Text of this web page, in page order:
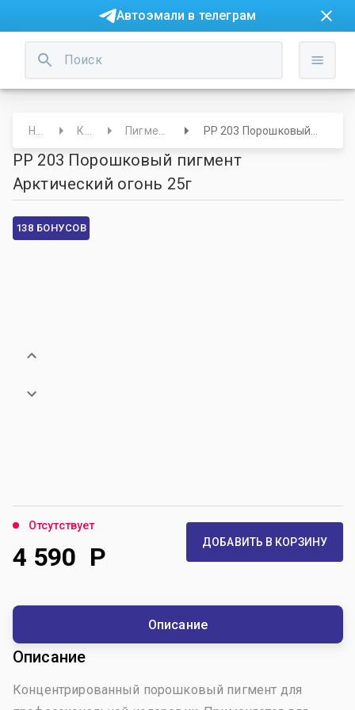
Автоэмали в телеграм
PP 203 Порошковый пигмент
Арктический огонь 25г
138 БОНУСОВ
Отсутствует
4 590 Р ДОБАВИТЬ В КОРЗИНУ
Описание
Описание
Концентрированный порошковый пигмент для